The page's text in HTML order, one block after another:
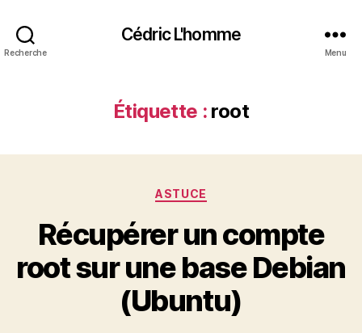
Recherche
Cédric L'homme
Menu
Étiquette : root
Catégories
ASTUCE
Récupérer un compte
root sur une base Debian
(Ubuntu)